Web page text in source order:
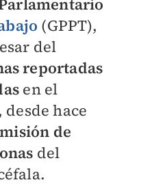
(GPPT),
del
reportadas
en el
desde hace
de
del